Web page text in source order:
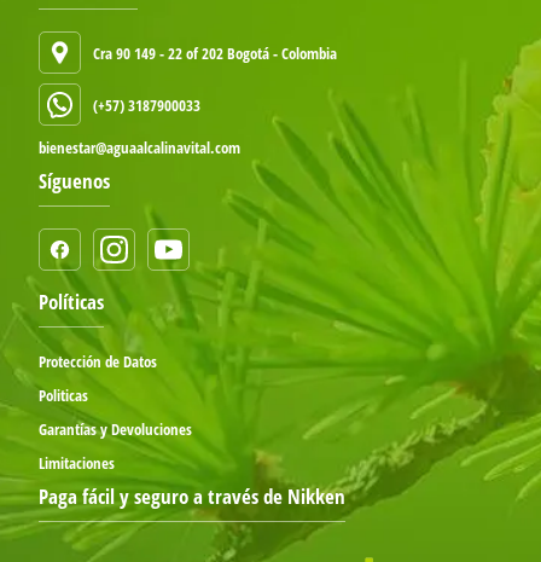
Cra 90 149 - 22 of 202 Bogotá - Colombia
(+57) 3187900033
bienestar@aguaalcalinavital.com
Síguenos
Políticas
Protección de Datos
Politicas
Garantías y Devoluciones
Limitaciones
Paga fácil y seguro a través de Nikken